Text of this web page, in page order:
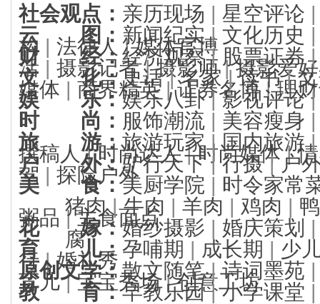
社会观点 ： 亲历现场 | 星空评论
构 | 法律人 |媒体官博
云 图 ： 新闻纪实| 文化历史
活 | 摄影记者|摄影师|摄影爱
财 经：经济观察| 股票证券
媒体 | 商界精英|证券名博|理
文 化：史话|名家|读书|
娱 乐：娱乐八卦|影视评论
时 尚 ： 服饰潮流 | 美容瘦身
撰稿人 |时尚达人|时尚媒体|
旅 游：旅游玩家|国内旅游
驾 | 探险户外
户 外：驴行天下|行摄| 户
美 食：美厨学院 | 时令家常
粥品 |主食面点
猪肉|牛肉 | 羊肉 | 鸡肉 |
腐
花 嫁：婚纱摄影 | 婚庆策划
行|婚礼秀
育 儿： 孕哺期 | 成长期 | 少
育儿|宝宝秀场|创意工坊
原创文学：散文随笔|诗词墨苑
教 育：早教乐园|小学课堂